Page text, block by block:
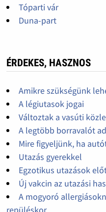
Tóparti vár
Duna-part
ÉRDEKES, HASZNOS
Amikre szükségünk
A légiutasok jogai
Változtak a vasúti
A legtöbb borravalót
Mire figyeljünk, ha
Utazás gyerekkel
Egzotikus utazások
Új vakcin az utazási
A mogyoró